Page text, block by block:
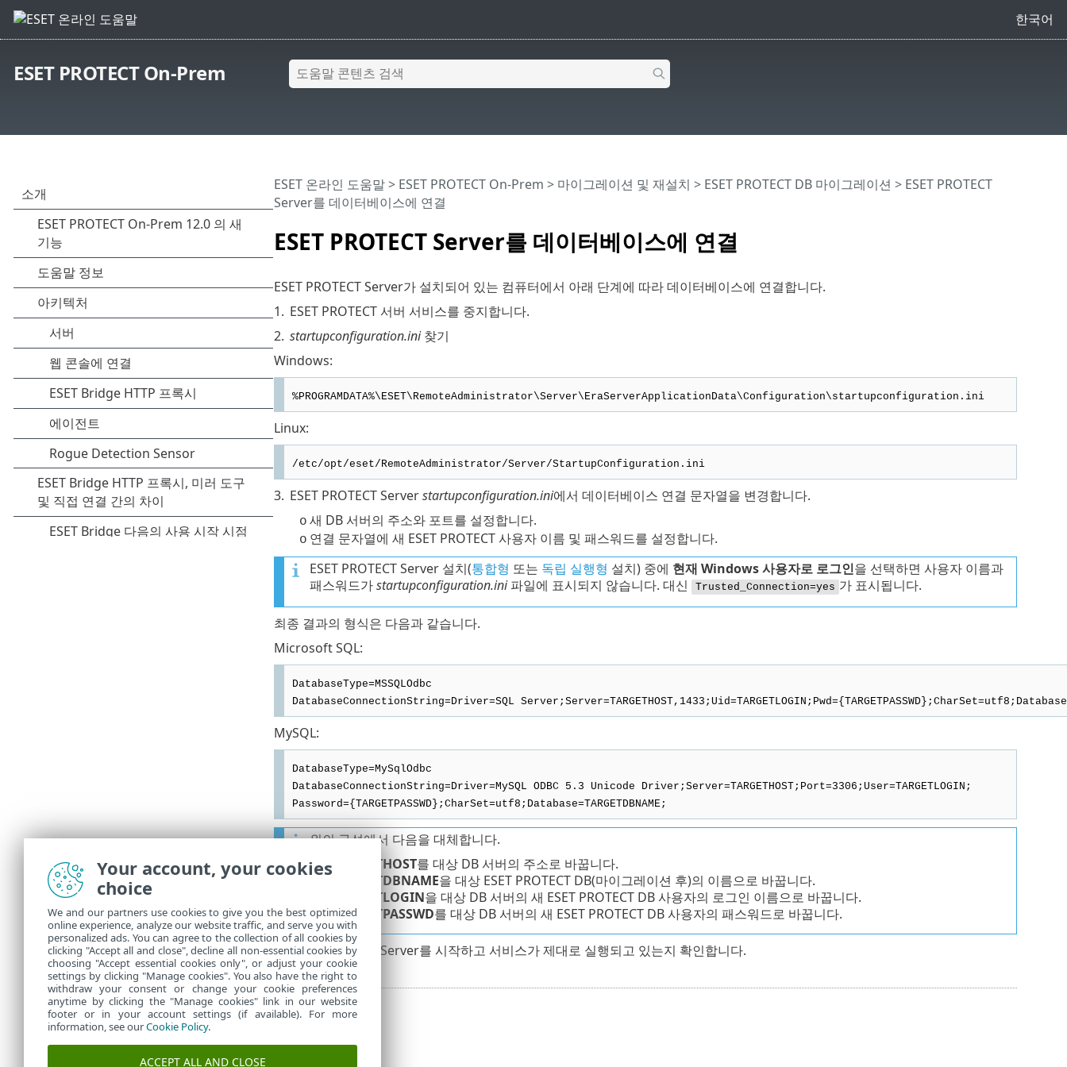
한국어
ESET PROTECT On-Prem
ESET PROTECT Server를 데이터베이스에 연결
ESET 온라인 도움말> ESET PROTECT On-Prem > 마이그레이션 및 재설치 > ESET PROTECT DB 마이그레이션 > ESET PROTECT
Server를 데이터베이스에 연결
ESET PROTECT Server가 설치되어 있는 컴퓨터에서 아래 단계에 따라 데이터베이스에 연결합니다.
1. ESET PROTECT 서버 서비스를 중지합니다.
2. startupconfiguration.ini찾기
Windows:
%PROGRAMDATA%\ESET\RemoteAdministrator\Server\EraServerApplicationData\Configuration\startupconfiguration.ini
Linux:
/etc/opt/eset/RemoteAdministrator/Server/StartupConfiguration.ini
3. ESET PROTECT Serverstartupconfiguration.ini에서 데이터베이스 연결 문자열을 변경합니다.
o 새 DB 서버의 주소와 포트를 설정합니다.
o 연결 문자열에 새 ESET PROTECT 사용자 이름 및 패스워드를 설정합니다.
ESET PROTECT Server 설치(통합형 또는 독립 실행형 설치) 중에 현재 Windows 사용자로 로그인을 선택하면 사용자 이름과
패스워드가startupconfiguration.ini파일에 표시되지 않습니다. 대신 Trusted_Connection=yes 가 표시됩니다.
최종 결과의 형식은 다음과 같습니다.
Microsoft SQL:
DatabaseType=MSSQLOdbc
DatabaseConnectionString=Driver=SQL
MySQL:
DatabaseType=MySqlOdbc
DatabaseConnectionString=Driver=MySQL ODBC 5.3 Unicode Driver;Server=TARGETHOST;Port=3306;User=TARGETLOGIN;
Password={TARGETPASSWD};CharSet=utf8;Database=TARGETDBNAME;
위의 구성에서 다음을 대체합니다.
• TARGETHOST를 대상 DB 서버의 주소로 바꿉니다.
TARGETDBNAME을 대상 ESET PROTECTDB(마이그레이션 후)의 이름으로 바꿉니다.
TARGETLOGIN을 대상 DB 서버의 새 ESET PROTECTDB 사용자의 로그인 이름으로 바꿉니다.
• TARGETPASSWD를 대상 DB 서버의 새 ESET PROTECT DB 사용자의 패스워드로 바꿉니다.
4. ESET PROTECT Server를 시작하고 서비스가 제대로 실행되고 있는지 확인합니다.
Your account, your cookies
choice
We and our partners use cookies to give you the best optimized
online experience, analyze our website traffic, and serve you with
personalized ads. You can agree to the collection of all cookies by
clicking "Accept all and close", decline all non-essential cookies by
choosing "Accept essential cookies only", or adjust your cookie
settings by clicking "Manage cookies". You also have the right to
withdraw your consent or change your cookie preferences
anytime by clicking the "Manage cookies" link in our website
footer or in your account settings (if available). For more
information, see ourCookie Policy.
ACCEPT ALL AND CLOSE